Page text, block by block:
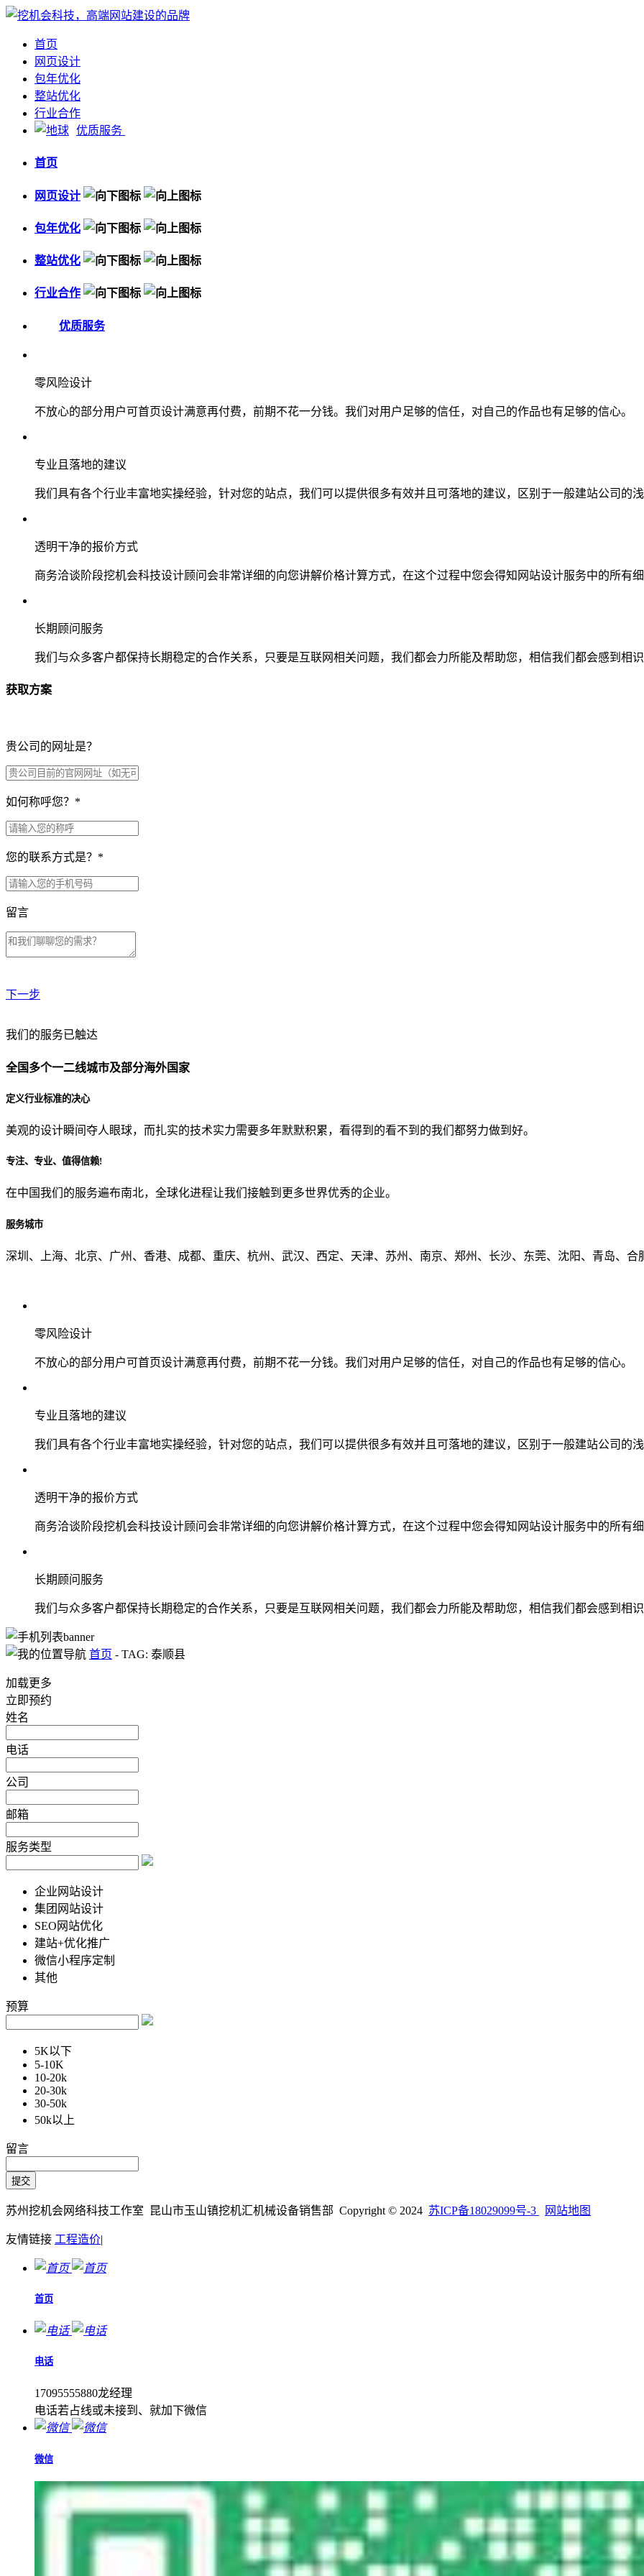
首页
网页设计
包年优化
整站优化
行业合作
优质服务
首页
网页设计
包年优化
整站优化
行业合作
优质服务
零风险设计
不放心的部分用户可首页设计满意再付费，前期不花一分钱。我们对用户足够的信任，对自己的作品也有足够的信心。
专业且落地的建议
我们具有各个行业丰富地实操经验，针对您的站点，我们可以提供很多有效并且可落地的建议，区别于一般建站公司的
透明干净的报价方式
商务洽谈阶段挖机会科技设计顾问会非常详细的向您讲解价格计算方式，在这个过程中您会得知网站设计服务中的所有
长期顾问服务
我们与众多客户都保持长期稳定的合作关系，只要是互联网相关问题，我们都会力所能及帮助您，相信我们都会感到相
获取方案
贵公司的网址是？
如何称呼您？ *
您的联系方式是？ *
留言
下一步
贵公司预算范围是？
贵公司的团队规模是？
从哪里了解到我们？
我们的服务已触达
全国多个一二线城市及部分海外国家
定义行业标准的决心
美观的设计瞬间夺人眼球，而扎实的技术实力需要多年默默积累，看得到的看不到的我们都努力做到好。
专注、专业、值得信赖!
在中国我们的服务遍布南北，全球化进程让我们接触到更多世界优秀的企业。
服务城市
深圳、上海、北京、广州、香港、成都、重庆、杭州、武汉、西定、天津、苏州、南京、郑州、长沙、东莞、沈阳、青岛、合
零风险设计
不放心的部分用户可首页设计满意再付费，前期不花一分钱。我们对用户足够的信任，对自己的作品也有足够的信心。
专业且落地的建议
我们具有各个行业丰富地实操经验，针对您的站点，我们可以提供很多有效并且可落地的建议，区别于一般建站公司的
透明干净的报价方式
商务洽谈阶段挖机会科技设计顾问会非常详细的向您讲解价格计算方式，在这个过程中您会得知网站设计服务中的所有
长期顾问服务
我们与众多客户都保持长期稳定的合作关系，只要是互联网相关问题，我们都会力所能及帮助您，相信我们都会感到相
首页 - TAG: 泰顺县
加载更多
立即预约
姓名
电话
公司
邮箱
服务类型
企业网站设计
集团网站设计
SEO网站优化
建站+优化推广
微信小程序定制
其他
预算
5K以下
5-10K
10-20k
20-30k
30-50k
50k以上
留言
苏州挖机会网络科技工作室 昆山市玉山镇挖机汇机械设备销售部 Copyright © 2024 苏ICP备18029099号-3 网站地图
友情链接 工程造价|
首页
电话
17095555880龙经理
电话若占线或未接到、就加下微信
微信